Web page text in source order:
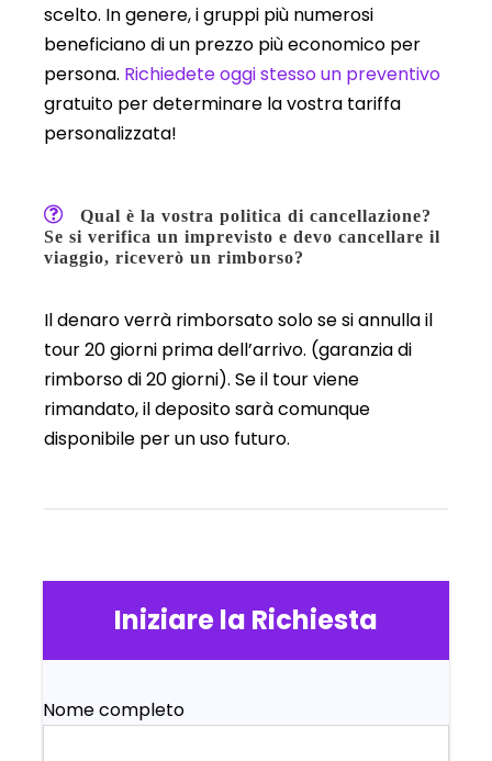
Iniziare la Richiesta
Nome completo
scelto. In genere, i gruppi più numerosi
beneficiano di un prezzo più economico per
persona. Richiedete oggi stesso un preventivo
gratuito per determinare la vostra tariffa
personalizzata!
Qual è la vostra politica di cancellazione?
Se si verifica un imprevisto e devo cancellare il
viaggio, riceverò un rimborso?
Il denaro verrà rimborsato solo se si annulla il
tour 20 giorni prima dell’arrivo. (garanzia di
rimborso di 20 giorni). Se il tour viene
rimandato, il deposito sarà comunque
disponibile per un uso futuro.